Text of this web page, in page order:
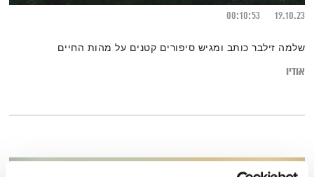
19.10.23
00:10:53
שלמה זילבר כותב ומגיש סיפורים קטנים על מהות החיים
אודיו